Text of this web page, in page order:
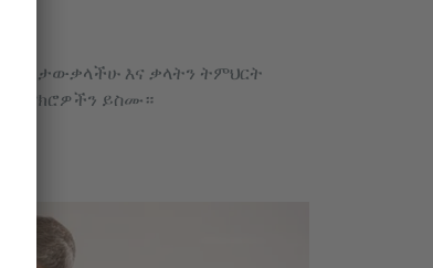
ታውቃላችሁ እና ቃላትን ትምህርት
ተሞክሮዎችን ይስሙ።